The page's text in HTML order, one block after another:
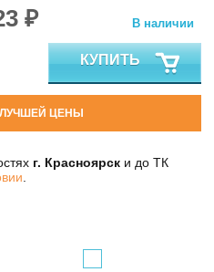
₽ В наличии
КУПИТЬ
ЦЕНЫ
г. Красноярск и до ТК